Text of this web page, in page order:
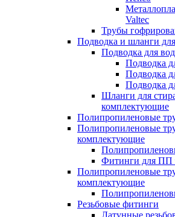
Valtec
Трубы
Подводка и шланги
Подводка для
Подводка
Подводка
Подводка
Шланги для
комплектующие
Полипропиленовые
Полипропиленовые
комплектующие
Фитинги для ПП
Полипропиленовые
комплектующие
Резьбовые фитинги